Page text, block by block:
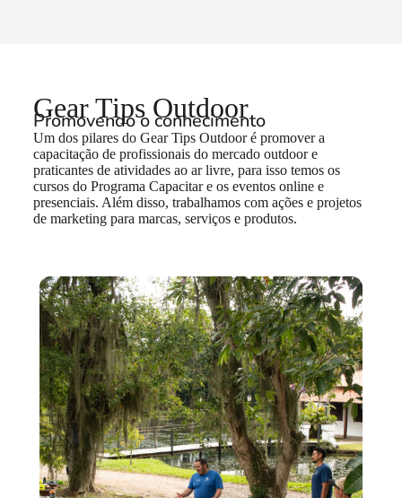
Gear Tips Outdoor
Promovendo o conhecimento
Um dos pilares do Gear Tips Outdoor é promover a
capacitação de profissionais do mercado outdoor e
praticantes de atividades ao ar livre, para isso temos os
cursos do Programa Capacitar e os eventos online e
presenciais. Além disso, trabalhamos com ações e projetos
de marketing para marcas, serviços e produtos.